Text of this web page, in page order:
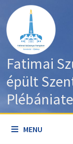
content
Fatimai
épült
MENU